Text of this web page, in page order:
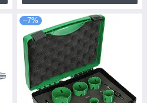
–7%